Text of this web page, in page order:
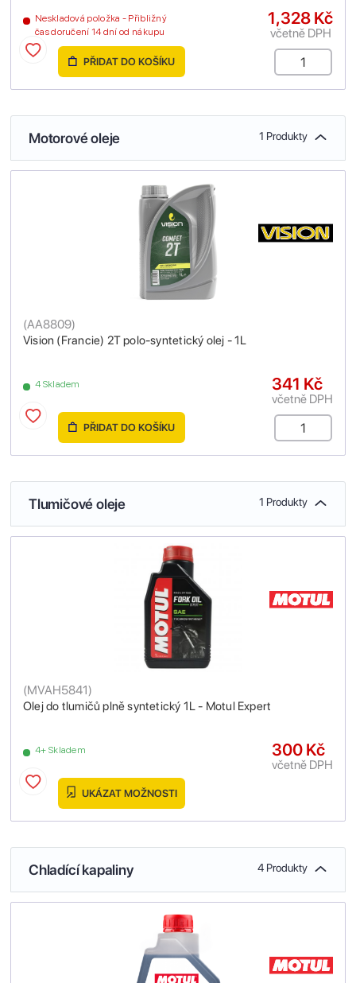
Neskladová položka - Přibližný
čas doručení 14 dní od nákupu
1,328 Kč
včetně DPH
PŘIDAT DO KOŠÍKU
Motorové oleje 1 Produkty
Vision (Francie) 2T polo-syntetický olej - 1L
(AA8809)
4 Skladem 341 Kč
včetně DPH
PŘIDAT DO KOŠÍKU
Tlumičové oleje 1 Produkty
Olej do tlumičů plně syntetický 1L - Motul Expert
(MVAH5841)
4+ Skladem 300 Kč
včetně DPH
UKÁZAT MOŽNOSTI
Chladící kapaliny 4 Produkty